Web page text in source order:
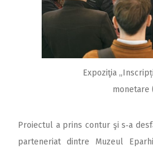
Expoziţia
monetare
Proiectul a prins contur şi s‑a
parteneriat dintre Muzeul